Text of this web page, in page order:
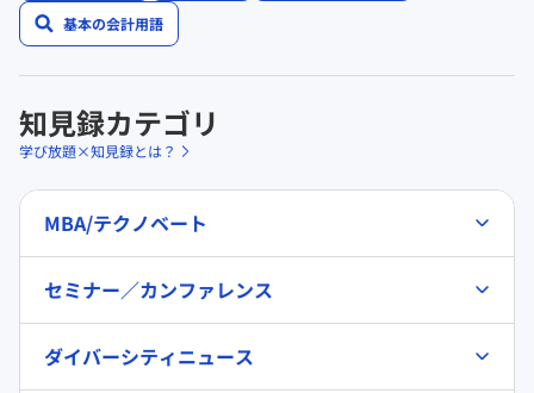
基本の会計用語
知見録カテゴリ
学び放題×知見録とは？
MBA/テクノベート
セミナー／カンファレンス
ダイバーシティニュース